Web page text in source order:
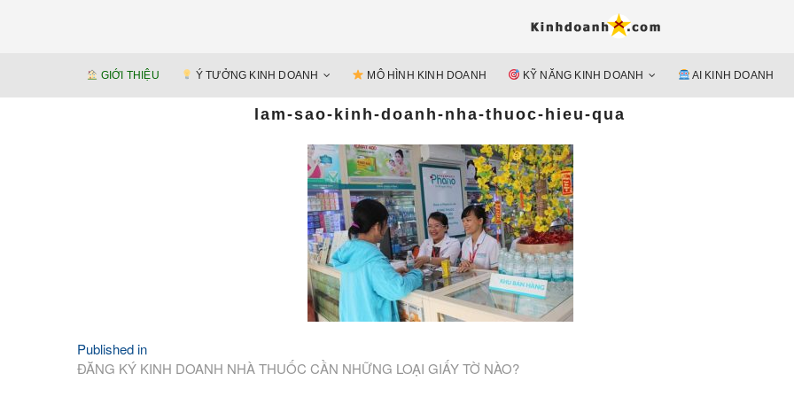
GIỚI THIỆU Ý TƯỞNG KINH DOANH MÔ HÌNH KINH DOANH KỸ NĂNG KINH DOANH AI KINH DOANH
lam-sao-kinh-doanh-nha-thuoc-hieu-qua
Điều
hướng
Published in
ĐĂNG KÝ KINH DOANH NHÀ THUỐC CẦN NHỮNG LOẠI GIẤY TỜ NÀO?